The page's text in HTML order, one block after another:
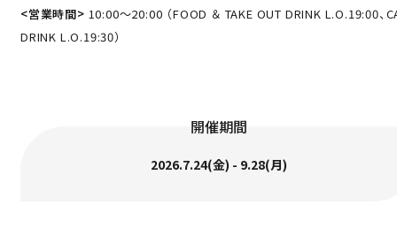
<営業時間> 10:00～20:00 （FOOD ＆ TAKE OUT DRINK L.O.19:00、
DRINK L.O.19:30）
開催期間
2026.7.24(金) - 9.28(月)